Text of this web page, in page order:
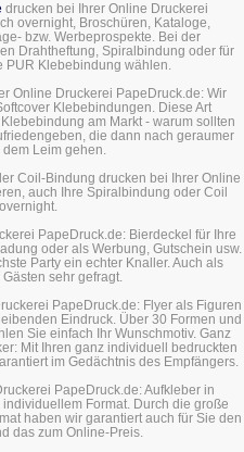
drucken bei Ihrer Online Druckerei
overnight, Broschüren, Kataloge,
bzw. Werbeprospekte. Bei der
Drahtheftung, Spiralbindung oder für
Klebebindung wählen.
Online Druckerei PapeDruck.de: Wir
Klebebindungen. Diese Art
am Markt - warum sollten
die dann nach geraumer
Leim gehen.
Coil-Bindung drucken bei Ihrer Online
auch Ihre Spiralbindung oder Coil
PapeDruck.de: Bierdeckel für Ihre
oder als Werbung, Gutschein usw.
Party ein echter Knaller. Auch als
sehr gefragt.
PapeDruck.de: Flyer als Figuren
Eindruck. Über 30 Formen und
Sie einfach Ihr Wunschmotiv. Ganz
Mit Ihren ganz individuell bedruckten
im Gedächtnis des Empfängers.
PapeDruck.de: Aufkleber in
Format. Durch die große
haben wir garantiert auch für Sie den
das zum Online-Preis.